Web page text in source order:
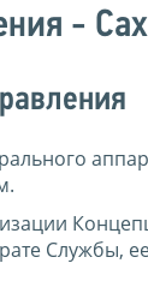
-
Службы,